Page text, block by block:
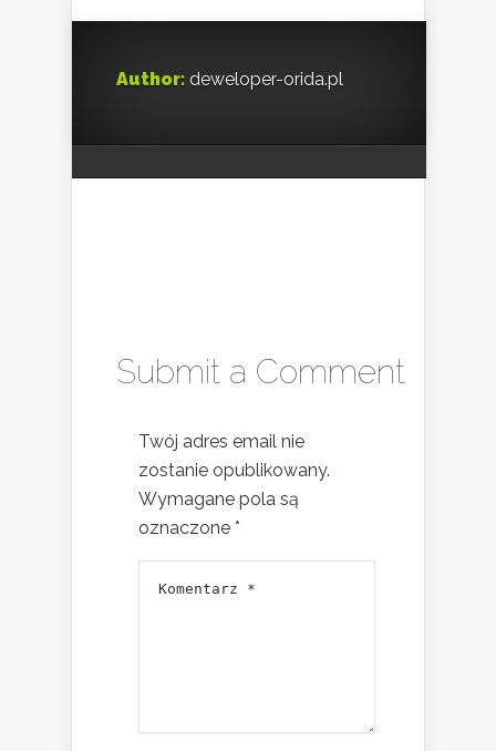
Author: deweloper-orida.pl
Submit a Comment
Twój adres email nie
zostanie opublikowany.
Wymagane pola są
oznaczone *